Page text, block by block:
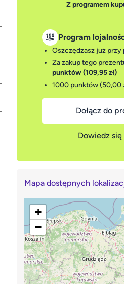
Z programem
Program
Oszczędzasz już
Za zakup tego
punktów (109,95 zł)
1000 punktów (50,00
Dołącz do
Dowiedz
Mapa dostępnych
+
−